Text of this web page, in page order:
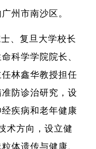
州市南沙区。
、复旦大学校长
科学学院院长、
林鑫华教授担任
防诊治研究，设
疾病和老年健康
术方向，设立健
体遗传与健康、